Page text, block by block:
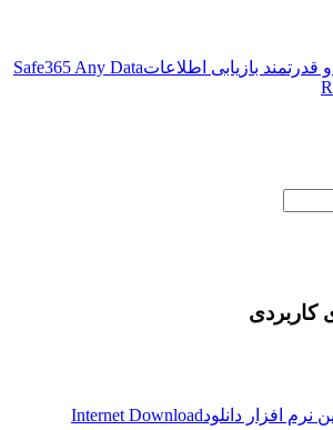
بازیابی اطلاعاتSafe365 Any Data
Internet Download